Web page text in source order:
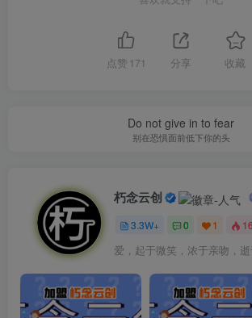
点赞 171 分享 收藏
Do not give in to fear
别在恐惧面前低下你的头
朽念云创
3.3W+ 0 1
爱，起于微笑，浓于亲吻，